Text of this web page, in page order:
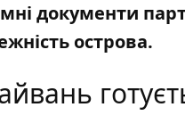
документи
острова.